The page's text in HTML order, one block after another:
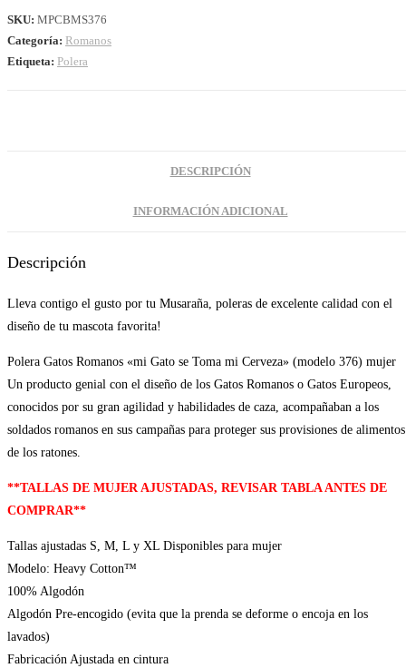
SKU: MPCBMS376
Categoría: Romanos
Etiqueta: Polera
DESCRIPCIÓN
INFORMACIÓN ADICIONAL
Descripción
Lleva contigo el gusto por tu Musaraña, poleras de excelente calidad con el
diseño de tu mascota favorita!
Polera Gatos Romanos «mi Gato se Toma mi Cerveza» (modelo 376) mujer
Un producto genial con el diseño de los Gatos Romanos o Gatos Europeos,
conocidos por su gran agilidad y habilidades de caza, acompañaban a los
soldados romanos en sus campañas para proteger sus provisiones de alimentos
de los ratones.
**TALLAS DE MUJER AJUSTADAS, REVISAR TABLA ANTES DE
COMPRAR**
Tallas ajustadas S, M, L y XL Disponibles para mujer
Modelo: Heavy Cotton™
100% Algodón
Algodón Pre-encogido (evita que la prenda se deforme o encoja en los
lavados)
Fabricación Ajustada en cintura